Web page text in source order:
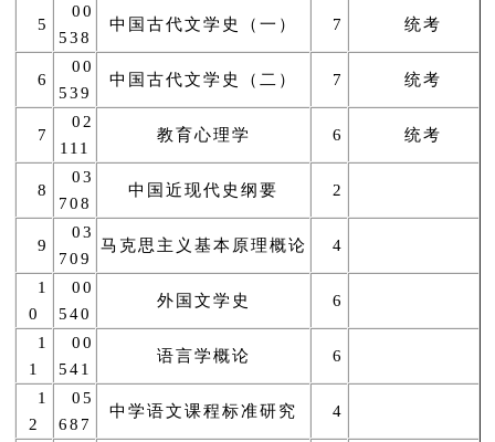
5
00
538
中国古代文学史（一） 7 统考
6
00
539
中国古代文学史（二） 7 统考
7
02
111
教育心理学 6 统考
8
03
708
中国近现代史纲要 2
9
03
709
马克思主义基本原理概论 4
1
0
00
540
外国文学史 6
1
1
00
541
语言学概论 6
1
2
05
687
中学语文课程标准研究 4